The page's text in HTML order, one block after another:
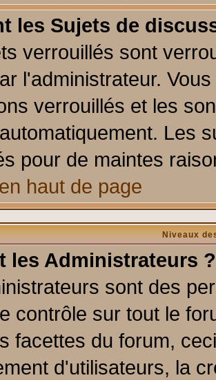
les Sujets de
verrouillés sont
l'administrateur.
verrouillés et les
Les
pour de maintes
haut de page
Niveaux
les Administrateurs ?
sont des
contrôle sur tout le
facettes du forum,
d'utilisateurs, la